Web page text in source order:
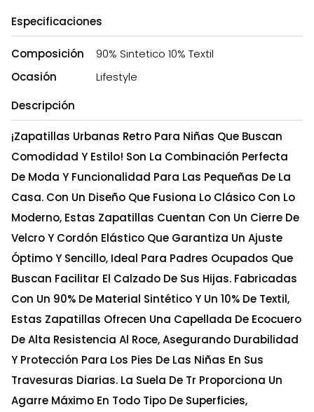
Especificaciones
Composición
90% Sintetico 10% Textil
Ocasión
Lifestyle
Descripción
¡Zapatillas Urbanas Retro Para Niñas Que Buscan
Comodidad Y Estilo! Son La Combinación Perfecta
De Moda Y Funcionalidad Para Las Pequeñas De La
Casa. Con Un Diseño Que Fusiona Lo Clásico Con Lo
Moderno, Estas Zapatillas Cuentan Con Un Cierre De
Velcro Y Cordón Elástico Que Garantiza Un Ajuste
Óptimo Y Sencillo, Ideal Para Padres Ocupados Que
Buscan Facilitar El Calzado De Sus Hijas. Fabricadas
Con Un 90% De Material Sintético Y Un 10% De Textil,
Estas Zapatillas Ofrecen Una Capellada De Ecocuero
De Alta Resistencia Al Roce, Asegurando Durabilidad
Y Protección Para Los Pies De Las Niñas En Sus
Travesuras Diarias. La Suela De Tr Proporciona Un
Agarre Máximo En Todo Tipo De Superficies,